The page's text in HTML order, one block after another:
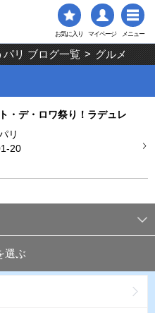
お気に入り マイページ メニュー
パリ ブログ一覧 > グルメ
・デ・ロワ祭り！ラデュレ
リ
20
選ぶ